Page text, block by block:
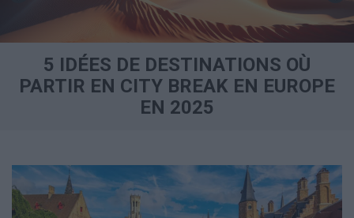
5 IDÉES DE DESTINATIONS OÙ
PARTIR EN CITY BREAK EN EUROPE
EN 2025